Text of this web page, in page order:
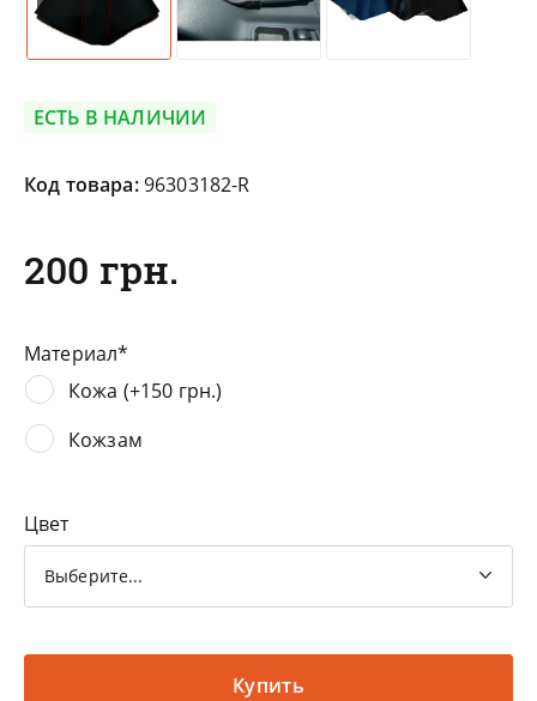
ЕСТЬ В НАЛИЧИИ
Код товара:96303182-R
200 грн.
Материал
Кожа (+150 грн.)
Кожзам
Цвет
Выберите...
Купить